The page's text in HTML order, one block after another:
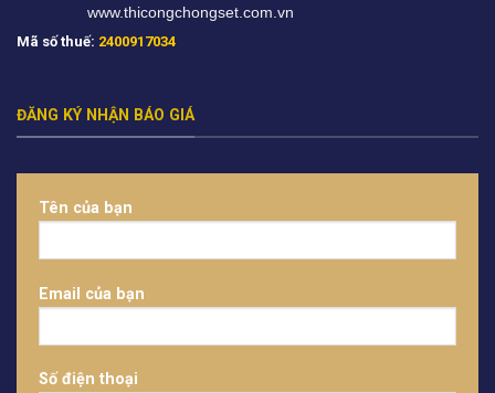
www.thicongchongset.com.vn
Mã số thuế: 2400917034
ĐĂNG KÝ NHẬN BÁO GIÁ
Tên của bạn
Email của bạn
Số điện thoại